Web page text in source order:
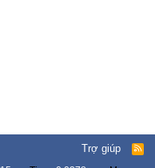
Trợ giúp
R